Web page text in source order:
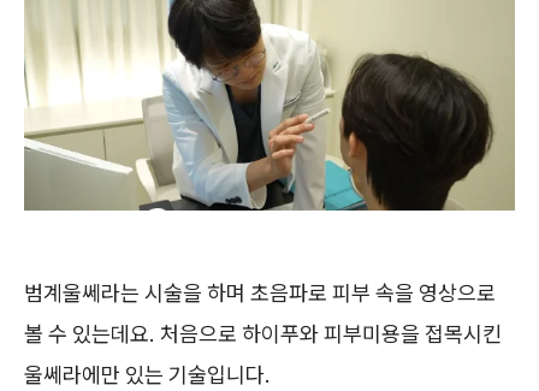
범계울쎄라는 시술을 하며 초음파로 피부 속을 영상으로
볼 수 있는데요. 처음으로 하이푸와 피부미용을 접목시킨
울쎄라에만 있는 기술입니다.